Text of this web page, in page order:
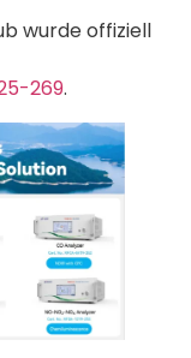
wurde offiziell
269.